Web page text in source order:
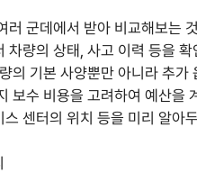
러 군데에서 받아 비교해보는
차량의 상태, 사고 이력 등을
의 기본 사양뿐만 아니라 추가
보수 비용을 고려하여 예산을
센터의 위치 등을 미리 알아